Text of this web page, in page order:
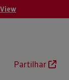
Partilhar